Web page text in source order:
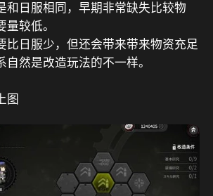
和日服相同，早期非常缺失比较物
较低。
比日服少，但还会带来带来物资充足
自然是改造玩法的不一样。
图